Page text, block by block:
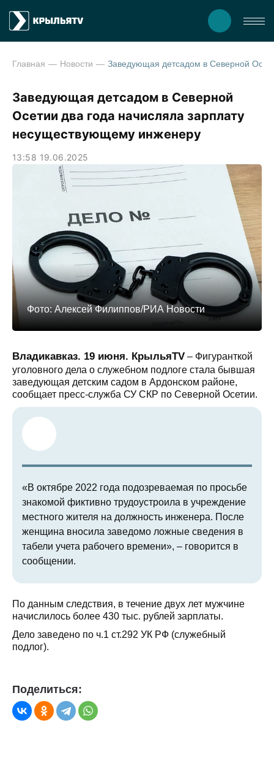
Главная Новости
Заведующая детсадом в Северной
Осетии два года начисляла зарплату
несуществующему инженеру
13:58 19.06.2025
Фото: Алексей Филиппов/РИА Новости
Владикавказ. 19 июня. КрыльяTV – Фигуранткой
уголовного дела о служебном подлоге стала бывшая
заведующая детским садом в Ардонском районе,
сообщает пресс-служба СУ СКР по Северной Осетии.
«В октябре 2022 года подозреваемая по просьбе
знакомой фиктивно трудоустроила в учреждение
местного жителя на должность инженера. После
женщина вносила заведомо ложные сведения в
табели учета рабочего времени», – говорится в
сообщении.
По данным следствия, в течение двух лет мужчине
начислилось более 430 тыс. рублей зарплаты.
Дело заведено по ч.1 ст.292 УК РФ (служебный
подлог).
Поделиться: